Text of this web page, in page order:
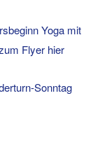
Yoga mit
Flyer hier
Sonntag